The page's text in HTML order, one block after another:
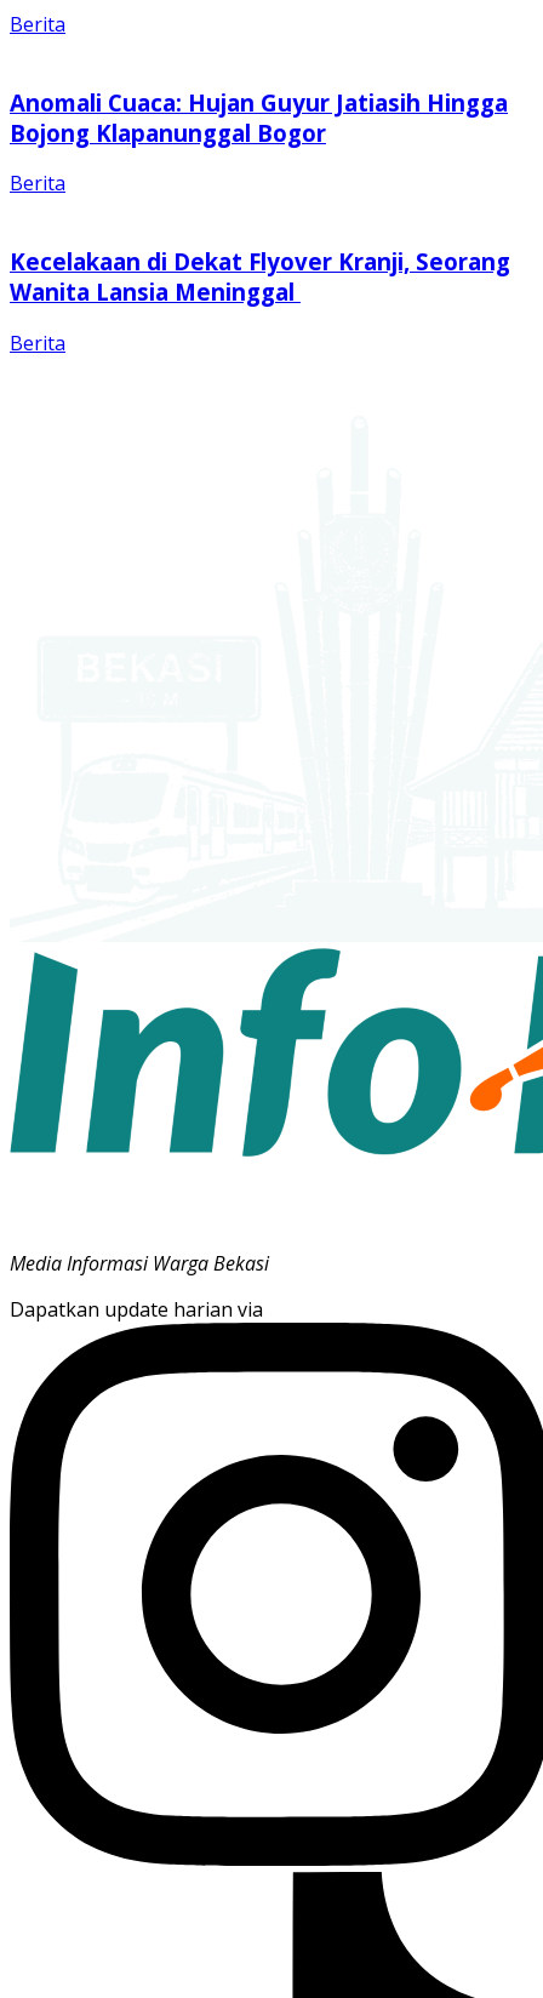
Berita
Anomali Cuaca: Hujan Guyur Jatiasih Hingga
Bojong Klapanunggal Bogor
Berita
Kecelakaan di Dekat Flyover Kranji, Seorang
Wanita Lansia Meninggal
Berita
Media Informasi Warga Bekasi
Dapatkan update harian via